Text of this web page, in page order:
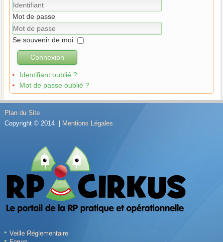
Mot de passe
Se souvenir de moi
Connexion
Identifiant oublié ?
Mot de passe oublié ?
Plan du Site
Copyright © 2014 |
Mentions Légales
Veille Réglementaire